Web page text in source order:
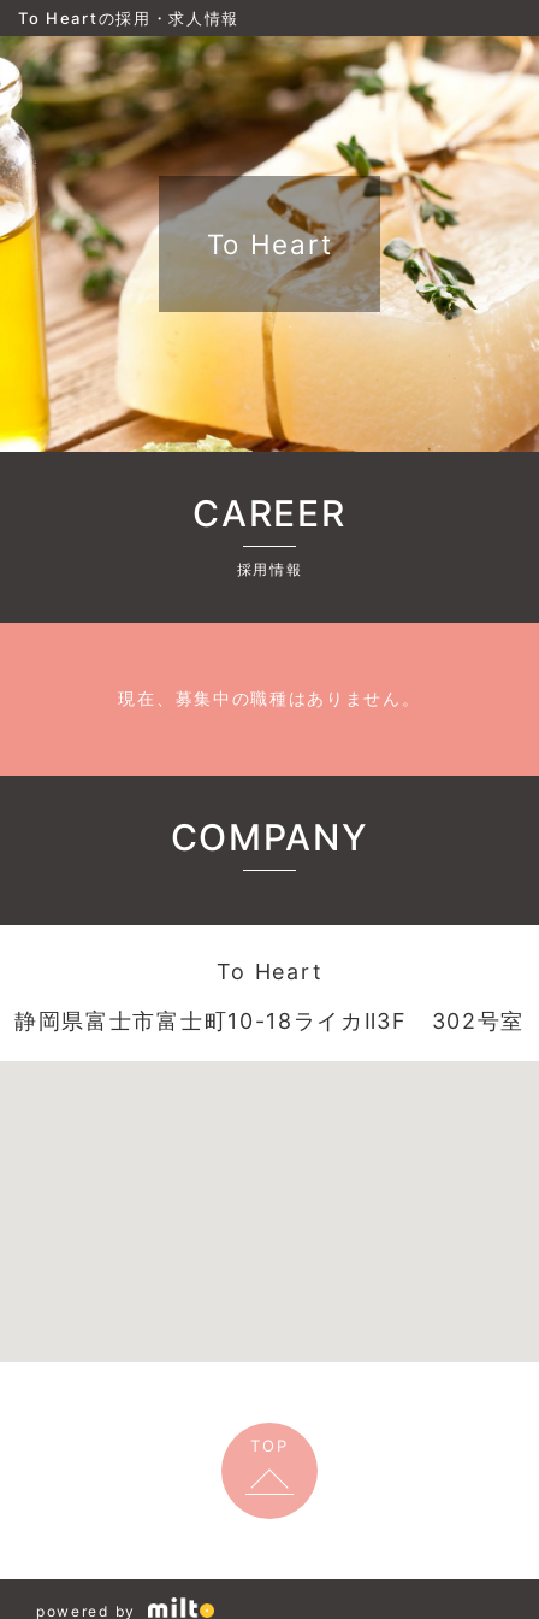
To Heartの採用・求人情報
To Heart
CAREER
採用情報
現在、募集中の職種はありません。
COMPANY
To Heart
静岡県富士市富士町10-18ライカⅡ3F 302号室
TOP
powered by